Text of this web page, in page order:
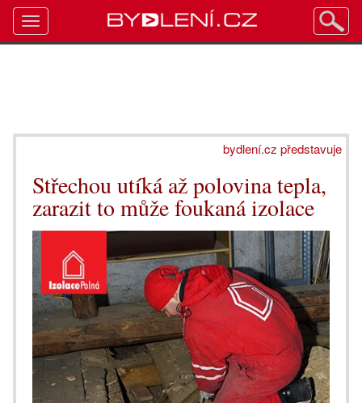
bydlení.cz představuje
Střechou utíká až polovina tepla,
zarazit to může foukaná izolace
Toggle
navigation